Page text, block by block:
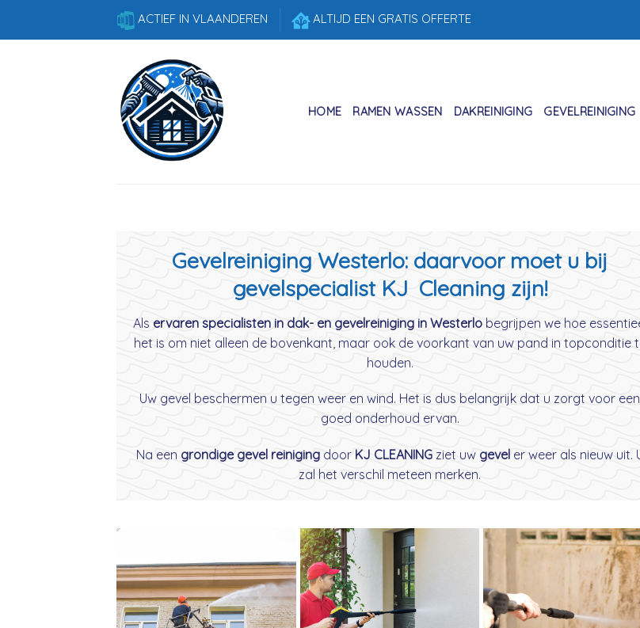
ACTIEF IN VLAANDEREN ALTIJD EEN GRATIS OFFERTE
HOME RAMEN WASSEN DAKREINIGING GEVELREINIGING
Gevelreiniging Westerlo: daarvoor moet u bij
gevelspecialist KJ Cleaning zijn!
Als ervaren specialisten in dak- en gevelreiniging in Westerlobegrijpen we hoe
het is om niet alleen de bovenkant, maar ook de voorkant van uw pand in topconditie
houden.
Uw gevel beschermen u tegen weer en wind. Het is dus belangrijk dat u zorgt voor een
goed onderhoud ervan.
Na een grondige gevel reinigingdoorKJ CLEANINGziet uw geveler weer als nieuw uit.
zal het verschil meteen merken.